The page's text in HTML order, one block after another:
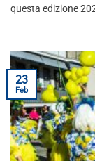
questa edizione
23
Feb